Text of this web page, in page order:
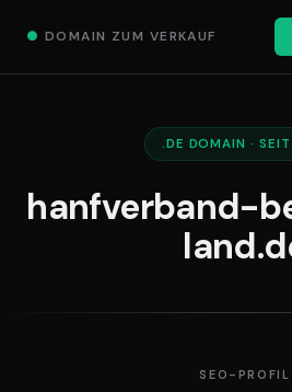
● DOMAIN ZUM VERKAUF
.DE DOMAIN ·
hanfverband-
SEO-PROFIL